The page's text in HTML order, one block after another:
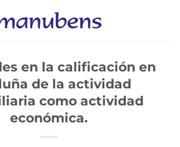
en la calificación en
de la actividad
como actividad
económica.